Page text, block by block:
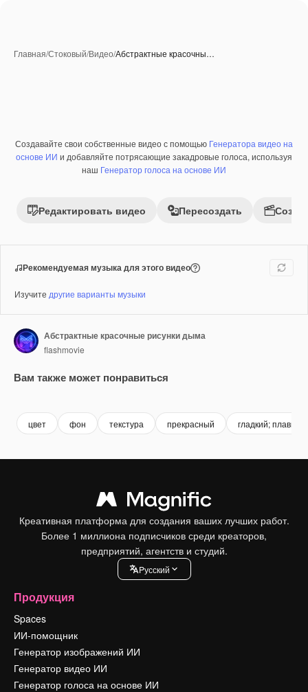
Главная/Стоковый/Видео/Абстрактные красочны…
Премиум
Создавайте свои собственные видео с помощью Генератора видео на
основе ИИ и добавляйте потрясающие закадровые голоса, используя
наш Генератор голоса на основе ИИ
Редактировать видео Пересоздать
Рекомендуемая музыка для этого видео
Изучите другие варианты музыки
Абстрактные красочные рисунки дыма
flashmovie
Вам также может понравиться
цвет фон текстура прекрасный гладкий; плавный
Креативная платформа для создания ваших лучших работ.
Более 1 миллиона подписчиков среди креаторов,
предприятий, агентств и студий.
Pусский
Продукция
Spaces
ИИ-помощник
Генератор изображений ИИ
Генератор видео ИИ
Генератор голоса на основе ИИ